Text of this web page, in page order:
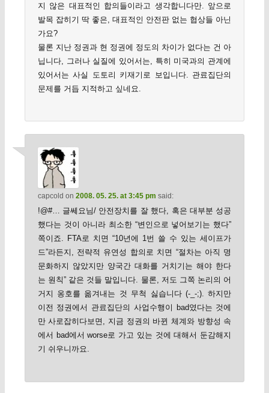
지 않은 대표적인 합의들이라고 생각합니다만. 앞으로
발목 잡히기 딱 좋은, 대표적인 안전판 없는 협상들 아닌
가요?
물론 지난 정권과 현 정권에 정도의 차이가 없다는 건 아
닙니다, 그러나 실질에 있어서는, 특히 미국과의 관계에
있어서는 사실 도토리 키재기로 보입니다. 관료집단의
문제를 거듭 지적하고 싶네요.
capcold on 2008. 05. 25. at 3:45 pm said:
!@#… 글쎄요님/ 안전장치를 잘 했다, 혹은 대부분 성공
했다는 것이 아니라 최소한 “변인으로 넣어보기는 했다”
쪽이죠. FTA로 치면 “10년에 1번 쓸 수 있는 세이프가
드”라든지, 전략적 유연성 합의로 치면 “절차는 아직 명
문화하지 않았지만 양국간 대화를 거치기는 해야 한다
는 원칙” 같은 것들 말입니다. 물론, 저도 그쪽 논리의 어
거지 옹호를 옮겨내는 것 무척 싫습니다 (-_-;). 하지만
이전 정권에서 관료집단의 사업수행이 bad였다는 것에
만 사로잡히다보면, 지금 정권의 바뀐 체계와 방향성 속
에서 bad에서 worse로 가고 있는 것에 대해서 둔감해지
기 쉬우니까요.